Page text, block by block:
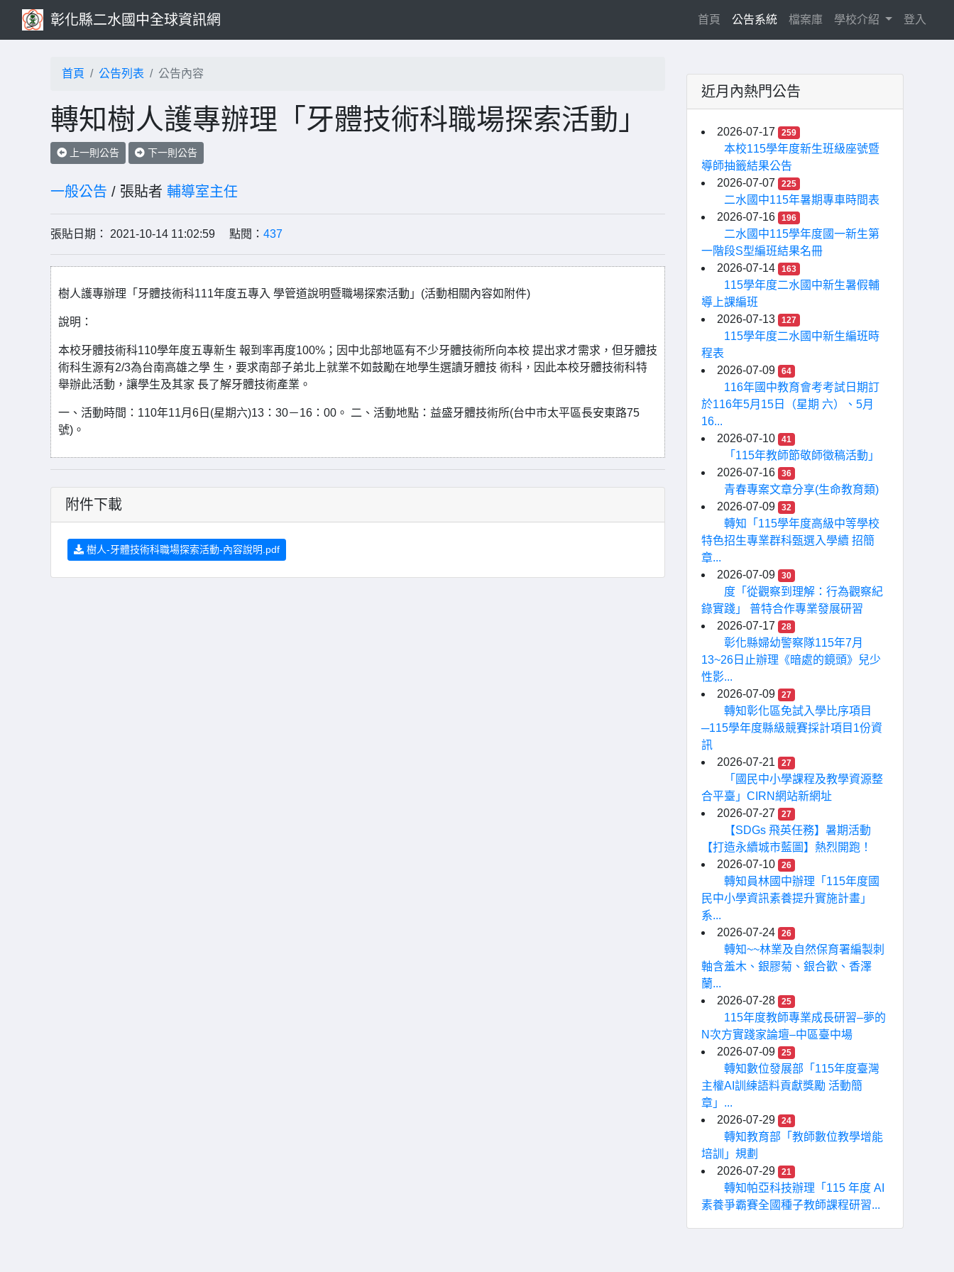
彰化縣二水國中全球資訊網 首頁 (current)
公告系統 檔案庫 學校介紹 登入
首頁 公告列表 公告內容
轉知樹人護專辦理「牙體技術科職場探索活動」
上一則公告 下一則公告
一般公告 / 張貼者 輔導室主任
張貼日期： 2021-10-14 11:02:59 點閱： 437
樹人護專辦理「牙體技術科111年度五專入 學管道說明暨職場探索活動」(活動相關內容如附件)
說明：
本校牙體技術科110學年度五專新生 報到率再度100%；因中北部地區有不少牙體技術所向本校 提出求才需求，但牙體技
術科生源有2/3為台南高雄之學 生，要求南部子弟北上就業不如鼓勵在地學生選讀牙體技 術科，因此本校牙體技術科特
舉辦此活動，讓學生及其家 長了解牙體技術產業。
一、活動時間：110年11月6日(星期六)13：30－16：00。 二、活動地點：益盛牙體技術所(台中市太平區長安東路75
號)。
附件下載
樹人-牙體技術科職場探索活動-內容說明.pdf
近月內熱門公告
2026-07-17 259
本校115學年度新生班級座號暨
導師抽籤結果公告
2026-07-07
225
二水國中115年暑期專車時間表
2026-07-16
196
二水國中115學年度國一新生第
一階段S型編班結果名冊
2026-07-14
163
115學年度二水國中新生暑假輔
導上課編班
2026-07-13
127
115學年度二水國中新生編班時
程表
2026-07-09
64
116年國中教育會考考試日期訂
於116年5月15日（星期 六）、5月
16...
2026-07-10
41
「115年教師節敬師徵稿活動」
2026-07-16
36
青春專案文章分享(生命教育類)
2026-07-09
32
轉知「115學年度高級中等學校
特色招生專業群科甄選入學續 招簡
章...
2026-07-09
30
度「從觀察到理解：行為觀察紀
錄實踐」 普特合作專業發展研習
2026-07-17
28
彰化縣婦幼警察隊115年7月
13~26日止辦理《暗處的鏡頭》兒少
性影...
2026-07-09
27
轉知彰化區免試入學比序項目
─115學年度縣級競賽採計項目1份資
訊
2026-07-21
27
「國民中小學課程及教學資源整
合平臺」CIRN網站新網址
2026-07-27
27
【SDGs 飛英任務】暑期活動
【打造永續城市藍圖】熱烈開跑！
2026-07-10
26
轉知員林國中辦理「115年度國
民中小學資訊素養提升實施計畫」
系...
2026-07-24
26
轉知~~林業及自然保育署編製刺
軸含羞木、銀膠菊、銀合歡、香澤
蘭...
2026-07-28
25
115年度教師專業成長研習–夢的
N次方實踐家論壇–中區臺中場
2026-07-09
25
轉知數位發展部「115年度臺灣
主權AI訓練語料貢獻獎勵 活動簡
章」...
2026-07-29
24
轉知教育部「教師數位教學增能
培訓」規劃
2026-07-29
21
轉知帕亞科技辦理「115 年度 AI
素養爭霸賽全國種子教師課程研習...